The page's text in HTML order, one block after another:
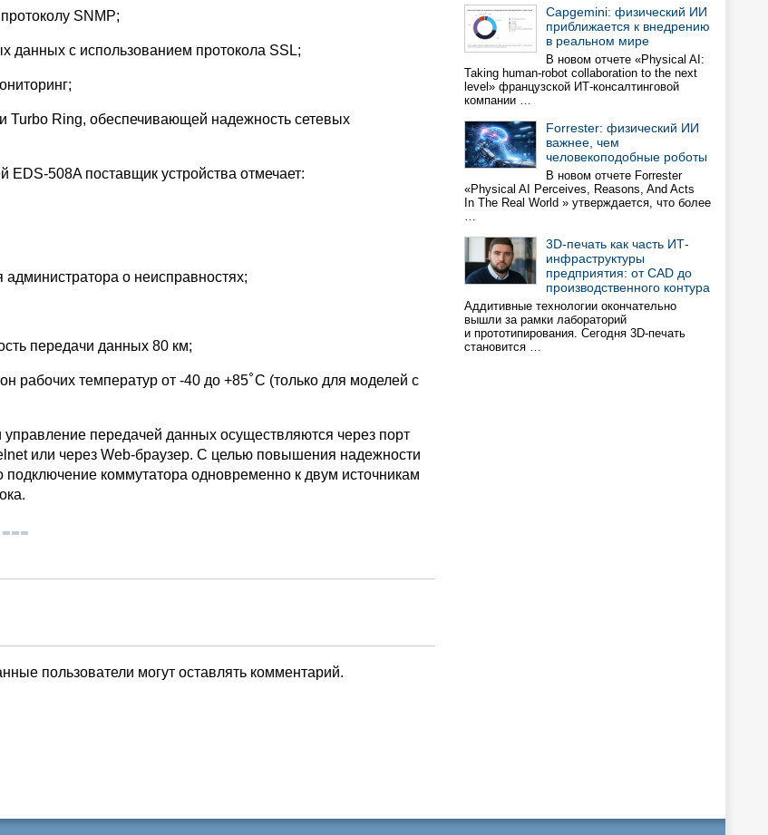
SNMP;
данных с использованием протокола SSL;
Turbo Ring, обеспечивающей надежность сетевых
EDS-508A поставщик устройства отмечает:
о неисправностях;
передачи данных 80 км;
рабочих температур от -40 до +85 C (только для моделей с
управление передачей данных осуществляются через порт
или через Web-браузер. С целью повышения надежности
подключение коммутатора одновременно к двум источникам
пользователи могут оставлять комментарий.
Capgemini: физический ИИ
приближается к внедрению
в реальном мире
В новом отчете «Physical AI:
Taking human-robot collaboration to the next
level» французской ИТ-консалтинговой
компании …
Forrester: физический ИИ
важнее, чем
человекоподобные роботы
В новом отчете Forrester
«Physical AI Perceives, Reasons, And Acts
In The Real World » утверждается, что более
…
3D-печать как часть ИТ-
инфраструктуры
предприятия: от CAD до
производственного контура
Аддитивные технологии окончательно
вышли за рамки лабораторий
и прототипирования. Сегодня 3D-печать
становится …